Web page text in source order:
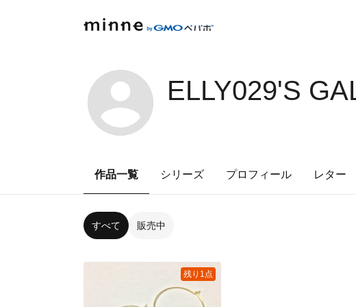
ELLY029'S
作品一覧 シリーズ プロフィール レター
すべて 販売中
残り1点